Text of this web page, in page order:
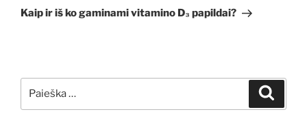
įrašas
Kaip ir iš ko gaminami vitamino D₃ papildai?